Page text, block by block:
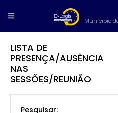
Município
LISTA DE
PRESENÇA/AUSÊNCIA
NAS
SESSÕES/REUNIÃO
Pesquisar: